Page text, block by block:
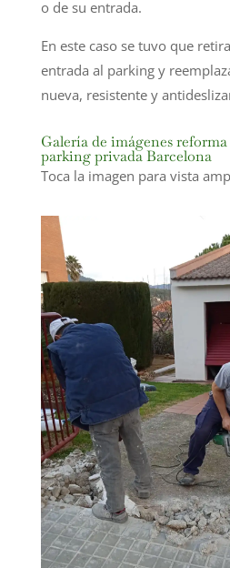
o de su entrada.
En este caso se tuvo que
entrada al parking y
nueva, resistente y
Galería de imágenes
parking privada Barcelona
Toca la imagen para vista